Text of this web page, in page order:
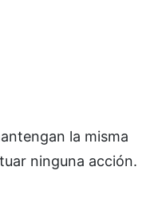
la misma
ninguna acción.